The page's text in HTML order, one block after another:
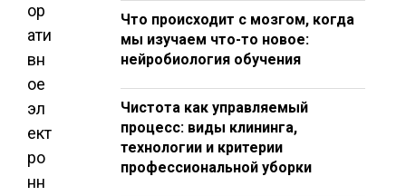
ор
ати
вн
ое
эл
ект
ро
нн
Что происходит с мозгом, когда
мы изучаем что-то новое:
нейробиология обучения
Чистота как управляемый
процесс: виды клининга,
технологии и критерии
профессиональной уборки